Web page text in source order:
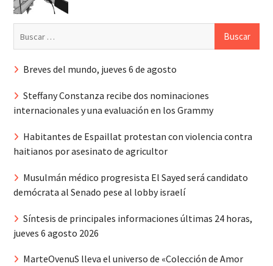
Breves del mundo, jueves 6 de agosto
Steffany Constanza recibe dos nominaciones
internacionales y una evaluación en los Grammy
Habitantes de Espaillat protestan con violencia contra
haitianos por asesinato de agricultor
Musulmán médico progresista El Sayed será candidato
demócrata al Senado pese al lobby israelí
Síntesis de principales informaciones últimas 24 horas,
jueves 6 agosto 2026
MarteOvenuS lleva el universo de «Colección de Amor